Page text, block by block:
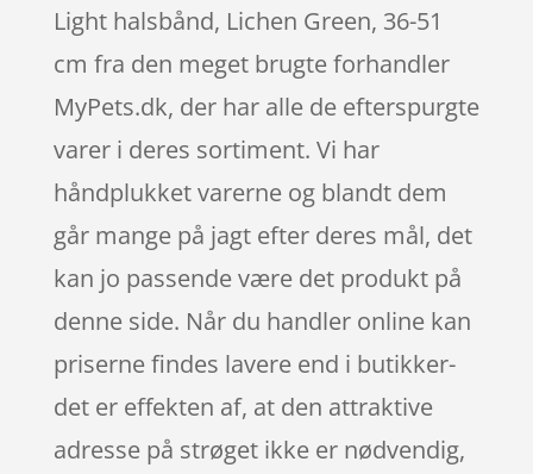
Light halsbånd, Lichen Green, 36-51
cm fra den meget brugte forhandler
MyPets.dk, der har alle de efterspurgte
varer i deres sortiment. Vi har
håndplukket varerne og blandt dem
går mange på jagt efter deres mål, det
kan jo passende være det produkt på
denne side. Når du handler online kan
priserne findes lavere end i butikker-
det er effekten af, at den attraktive
adresse på strøget ikke er nødvendig,